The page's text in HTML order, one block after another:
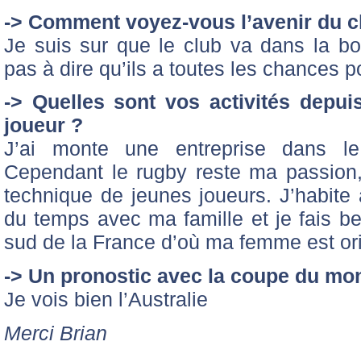
-> Comment voyez-vous l’avenir du
Je suis sur que le club va dans la
pas à dire qu’ils a toutes les chances
-> Quelles sont vos activités
joueur ?
J’ai monte une entreprise dans
Cependant le rugby reste ma
technique de jeunes joueurs.
du temps avec ma famille et je fais
sud de la France d’où ma femme est
-> Un pronostic avec la coupe du
Je vois bien l’Australie
Merci Brian